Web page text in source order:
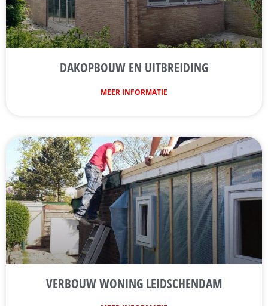
DAKOPBOUW EN UITBREIDING
MEER INFORMATIE
VERBOUW WONING LEIDSCHENDAM